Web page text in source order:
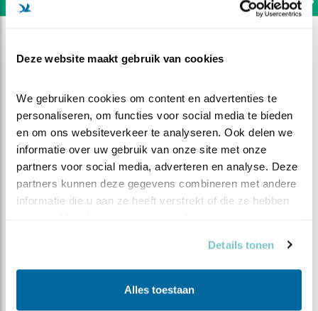
Deze website maakt gebruik van cookies
We gebruiken cookies om content en advertenties te
personaliseren, om functies voor social media te bieden
en om ons websiteverkeer te analyseren. Ook delen we
informatie over uw gebruik van onze site met onze
partners voor social media, adverteren en analyse. Deze
partners kunnen deze gegevens combineren met andere
informatie die u aan ze heeft verstrekt of die ze hebben
Details tonen
Alles toestaan
Een ongelukkige merel